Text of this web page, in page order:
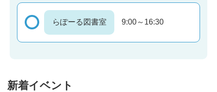
らぽーる図書室 9:00～16:30
新着イベント